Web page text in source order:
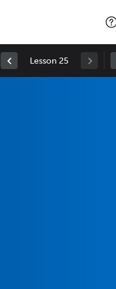
Lesson 25